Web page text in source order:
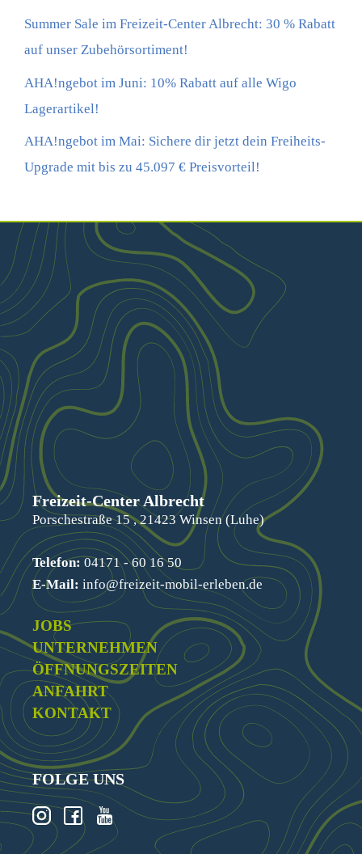
Summer Sale im Freizeit-Center Albrecht: 30 % Rabatt
auf unser Zubehörsortiment!
AHA!ngebot im Juni: 10% Rabatt auf alle Wigo
Lagerartikel!
AHA!ngebot im Mai: Sichere dir jetzt dein Freiheits-
Upgrade mit bis zu 45.097 € Preisvorteil!
Freizeit-Center Albrecht
Porschestraße 15 , 21423 Winsen (Luhe)
Telefon:04171 - 60 16 50
E-Mail: info@freizeit-mobil-erleben.de
JOBS
UNTERNEHMEN
ÖFFNUNGSZEITEN
ANFAHRT
KONTAKT
FOLGE UNS